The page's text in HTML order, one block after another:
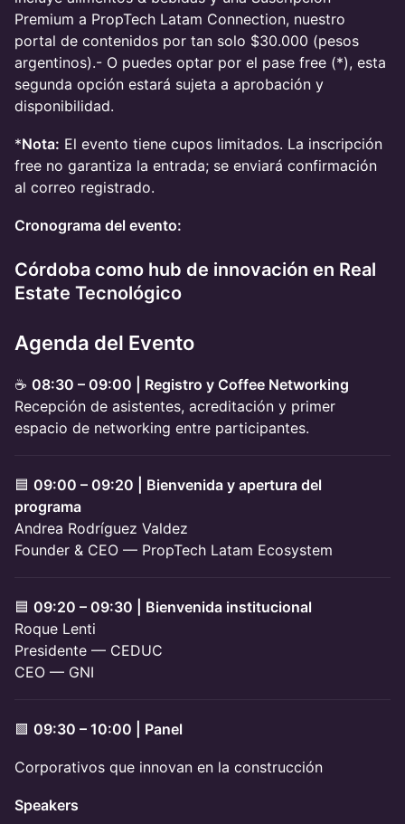
Premium a PropTech Latam Connection, nuestro
portal de contenidos por tan solo $30.000 (pesos
argentinos).- O puedes optar por el pase free (*), esta
segunda opción estará sujeta a aprobación y
disponibilidad.
*Nota: El evento tiene cupos limitados. La inscripción
free no garantiza la entrada; se enviará confirmación
al correo registrado.
Cronograma del evento:
Córdoba como hub de innovación en Real
Estate Tecnológico
Agenda del Evento
☕ 08:30 – 09:00 | Registro y Coffee Networking
Recepción de asistentes, acreditación y primer
espacio de networking entre participantes.
🟦 09:00 – 09:20 | Bienvenida y apertura del
programa
Andrea Rodríguez Valdez
Founder & CEO — PropTech Latam Ecosystem
🟦 09:20 – 09:30 | Bienvenida institucional
Roque Lenti
Presidente — CEDUC
CEO — GNI
🟩 09:30 – 10:00 | Panel
Corporativos que innovan en la construcción
Speakers